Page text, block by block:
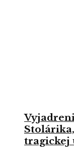
tragickej